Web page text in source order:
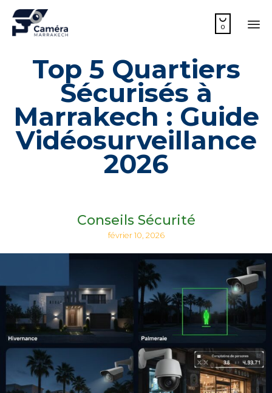

0
Top 5 Quartiers
Sécurisés à
Marrakech : Guide
Vidéosurveillance
2026
Conseils Sécurité
février 10, 2026